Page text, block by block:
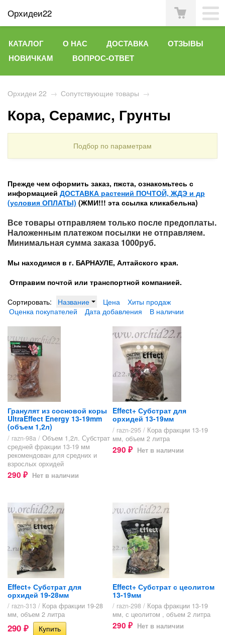
Орхидеи22
КАТАЛОГ О НАС ДОСТАВКА
ОТЗЫВЫ
НОВИЧКАМ
ВОПРОС-ОТВЕТ
Орхидеи 22 → Сопутствующие товары →
Кора, Серамис, Грунты
Подбор по параметрам
Прежде чем оформить заказ, пжста, ознакомьтесь с
информацией ДОСТАВКА растений ПОЧТОЙ, ЖДЭ и др
(условия ОПЛАТЫ) (ЖМИ!!! эта ссылка кликабельна)
Все товары отправляем только после предоплаты.
Наложенным платежом посылки не отправляем.
Минимальная сумма заказа 1000руб.
Мы находимся в г. БАРНАУЛЕ, Алтайского края.
Отправим почтой или транспортной компанией.
Сортировать:
Название Цена
Хиты продаж
Оценка покупателей
Дата добавления В наличии
Гранулят из сосновой коры
UltraEffect Energy 13-19mm
(объем 1,2л)
/ razn-98a / Объем 1,2л. Субстрат
средней фракции 13-19 мм
рекомендован для средних и
взрослых орхидей
290 ₽ Нет в наличии
Effect+ Субстрат для
орхидей 13-19мм
/ razn-295 / Кора фракции 13-19
мм, объем 2 литра
290 ₽ Нет в наличии
Effect+ Субстрат для
орхидей 19-28мм
/ razn-313 / Кора фракции 19-28
мм, объем 2 литра
290 ₽
Effect+ Субстрат с цеолитом
13-19мм
/ razn-298 / Кора фракции 13-19
мм, с цеолитом , объем 2 литра
290 ₽ Нет в наличии